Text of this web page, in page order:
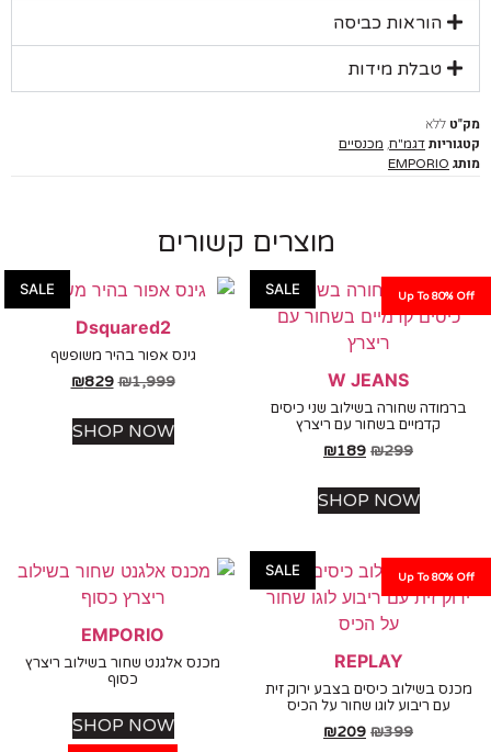
הוראות כביסה
טבלת מידות
ללא
דגמ"ח ,מכנסיים
EMPORIO
מוצרים קשורים
SALE Up To
W JEANS
שחורה בשילוב שני כיסים
קדמיים בשחור עם ריצרץ
₪
₪189
SHOP NOW
SALE
Dsquared2
גינס אפור בהיר משופשף
₪1,999
₪829
SHOP NOW
SALE Up To
REPLAY
בשילוב כיסים בצבע ירוק זית
עם ריבוע לוגו שחור על הכיס
₪
₪209
EMPORIO
מכנס אלגנט שחור בשילוב ריצרץ
SHOP NOW